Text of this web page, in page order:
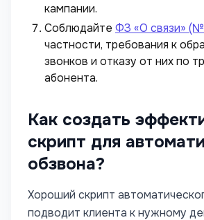
кампании.
Соблюдайте ФЗ «О связи»
частности, требования к
звонков и отказу от них по
абонента.
Как создать
скрипт для
обзвона?
Хороший скрипт
подводит клиента к нужному